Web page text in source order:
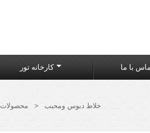
کارخانه تور با ما
محصولات > خلاط دبوس ومحبب